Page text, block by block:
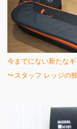
今までにない新たな
〜スタッフ レッジの